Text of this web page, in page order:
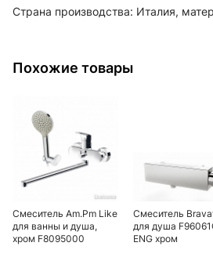
Страна производства: Италия,
Похожие товары
Смеситель Am.Pm Like
для ванны и душа,
хром F8095000
Смеситель
для душа
ENG хром